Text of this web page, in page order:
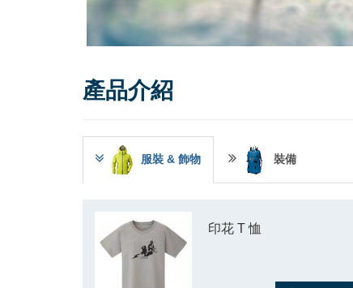
產品介紹
服裝 & 飾物 裝備
印花 T 恤